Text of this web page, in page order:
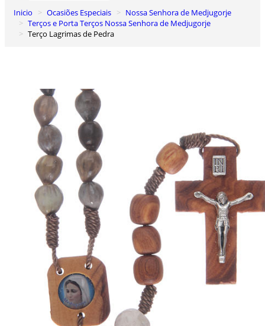
0
Carrinho de Compras
Inicio Ocasiões Especiais
Nossa Senhora de Medjugorje
Terços e Porta Terços Nossa Senhora de Medjugorje
Terço Lagrimas de Pedra